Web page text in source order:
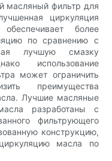
масляный фильтр для
циркуляция
более
по сравнению с
лучшую смазку
использование
может ограничить
преимущества
Лучшие масляные
разработаны с
фильтрующего
конструкцию,
масла по